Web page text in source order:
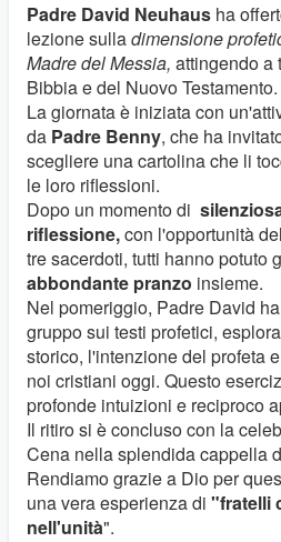
Padre David Neuhaus ha
lezione sulladimensione
Madre del Messia, attingendo a
Bibbia e del Nuovo Testamento.
La giornata è iniziata con
da Padre Benny, che ha
scegliere una cartolina che li
le loro riflessioni.
Dopo un momento di
riflessione,con l'opportunità
tre sacerdoti, tutti hanno potuto
abbondante pranzo insieme.
Nel pomeriggio, Padre David
gruppo sui testi profetici,
storico, l'intenzione del profeta
noi cristiani oggi. Questo
profonde intuizioni e reciproco
Il ritiro si è concluso con la
Cena nella splendida cappella
Rendiamo grazie a Dio per
una vera esperienza di "fratelli
nell'unità".